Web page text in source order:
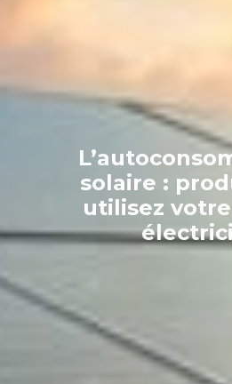
solaire :
utilisez